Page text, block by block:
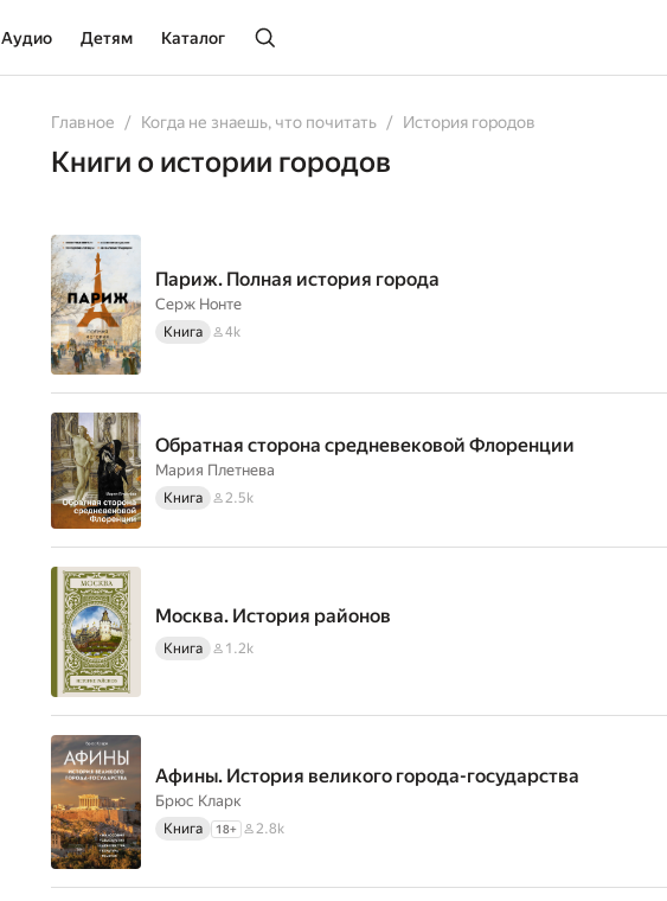
Аудио Детям Каталог
Главное Когда не знаешь, что почитать История городов
AllBooks
Книги о истории городов
Париж. Полная история города
Серж Нонте
Книга 4k
Обратная сторона средневековой Флоренции
Мария Плетнева
Книга 2.5k
Москва. История районов
Книга 1.2k
Афины. История великого города-государства
Брюс Кларк
Книга 18+ 2.8k